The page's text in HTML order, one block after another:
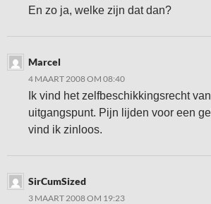
En zo ja, welke zijn dat dan?
Marcel
4 MAART 2008 OM 08:40
Ik vind het zelfbeschikkingsrecht
uitgangspunt. Pijn lijden voor een
vind ik zinloos.
SirCumSized
3 MAART 2008 OM 19:23